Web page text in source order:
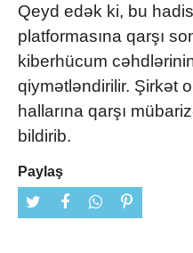
Qeyd edək ki, bu
platformasına qarşı
kiberhücum
qiymətləndirilir. Şirkət
hallarına qarşı
bildirib.
Paylaş